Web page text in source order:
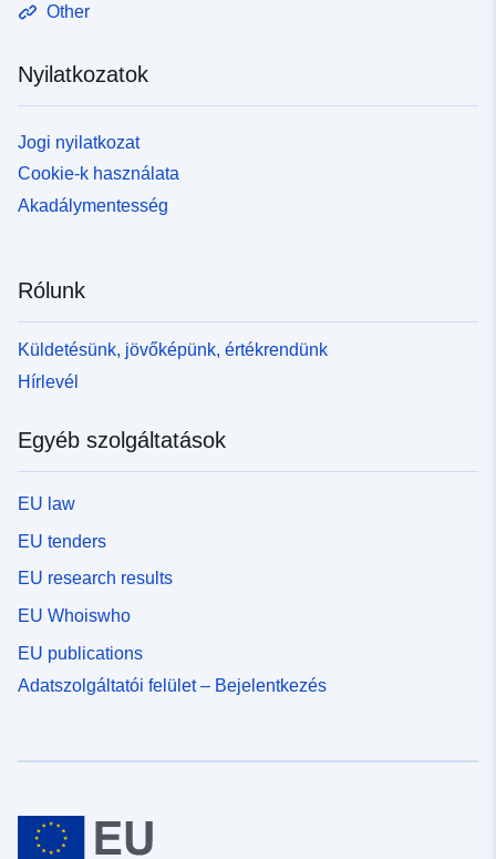
Other
Nyilatkozatok
Jogi nyilatkozat
Cookie-k használata
Akadálymentesség
Rólunk
Küldetésünk, jövőképünk, értékrendünk
Hírlevél
Egyéb szolgáltatások
EU law
EU tenders
EU research results
EU Whoiswho
EU publications
Adatszolgáltatói felület – Bejelentkezés